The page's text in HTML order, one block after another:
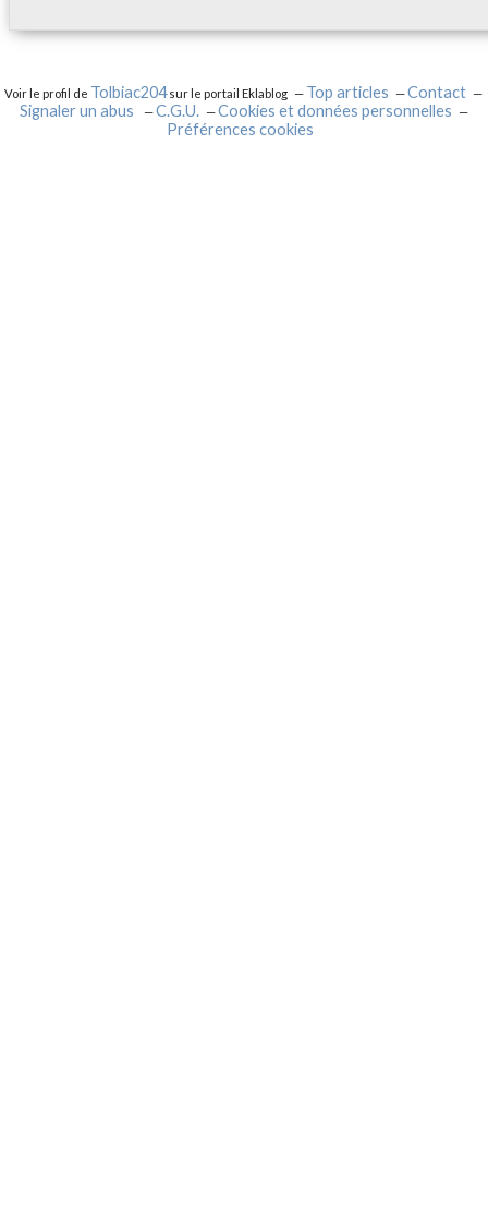
Voir le profil de Tolbiac204sur le portail Eklablog Top articles
Contact
Signaler un abus
C.G.U.
Cookies et données personnelles
Préférences cookies